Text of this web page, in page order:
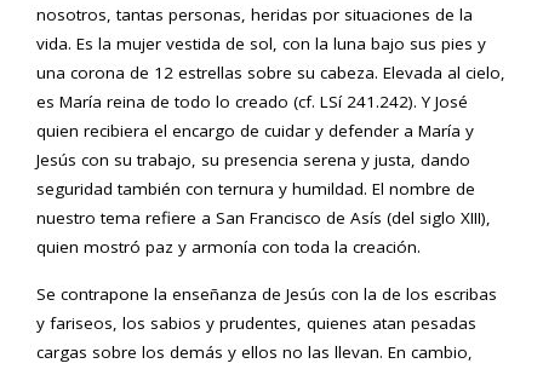
nosotros, tantas personas, heridas por situaciones de la
vida. Es la mujer vestida de sol, con la luna bajo sus pies y
una corona de 12 estrellas sobre su cabeza. Elevada al cielo,
es María reina de todo lo creado (cf. LSí 241.242). Y José
quien recibiera el encargo de cuidar y defender a María y
Jesús con su trabajo, su presencia serena y justa, dando
seguridad también con ternura y humildad. El nombre de
nuestro tema refiere a San Francisco de Asís (del siglo XIII),
quien mostró paz y armonía con toda la creación.
Se contrapone la enseñanza de Jesús con la de los escribas
y fariseos, los sabios y prudentes, quienes atan pesadas
cargas sobre los demás y ellos no las llevan. En cambio,